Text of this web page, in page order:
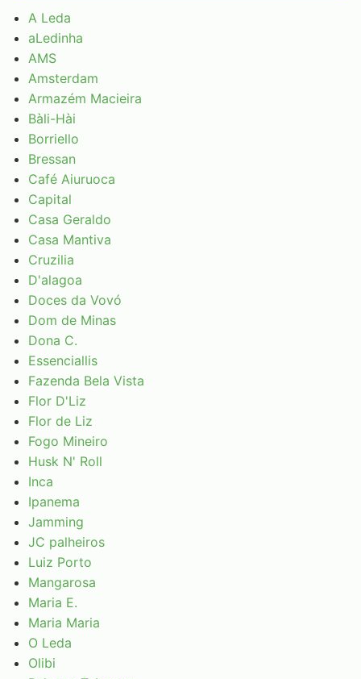
A Leda
aLedinha
AMS
Amsterdam
Armazém Macieira
Bàli-Hài
Borriello
Bressan
Café Aiuruoca
Capital
Casa Geraldo
Casa Mantiva
Cruzilia
D'alagoa
Doces da Vovó
Dom de Minas
Dona C.
Essenciallis
Fazenda Bela Vista
Flor D'Liz
Flor de Liz
Fogo Mineiro
Husk N' Roll
Inca
Ipanema
Jamming
JC palheiros
Luiz Porto
Mangarosa
Maria E.
Maria Maria
O Leda
Olibi